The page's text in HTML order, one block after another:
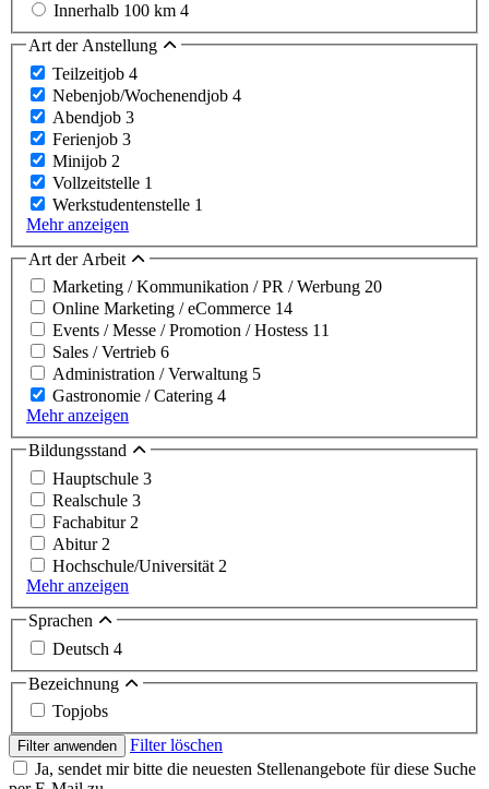
Innerhalb 100 km 4
Art der Anstellung
Teilzeitjob 4
Nebenjob/Wochenendjob 4
Abendjob 3
Ferienjob 3
Minijob 2
Vollzeitstelle 1
Werkstudentenstelle 1
Mehr anzeigen
Art der Arbeit
Marketing / Kommunikation / PR / Werbung 20
Online Marketing / eCommerce 14
Events / Messe / Promotion / Hostess 11
Sales / Vertrieb 6
Administration / Verwaltung 5
Gastronomie / Catering 4
Mehr anzeigen
Bildungsstand
Hauptschule 3
Realschule 3
Fachabitur 2
Abitur 2
Hochschule/Universität 2
Mehr anzeigen
Sprachen
Deutsch 4
Bezeichnung
Topjobs
Filter anwenden
Filter löschen
Ja, sendet mir bitte die neuesten Stellenangebote für diese Suche